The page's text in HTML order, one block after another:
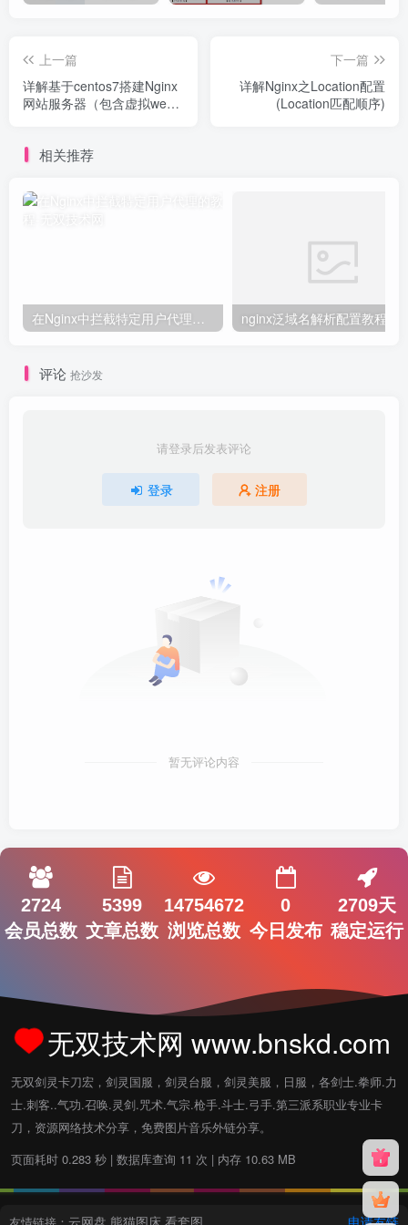
上一篇
详解基于centos7搭建Nginx
网站服务器（包含虚拟web
下一篇
详解Nginx之Location配置
(Location匹配顺序)
相关推荐
在Nginx中拦截特定用户代理的教程 nginx泛域名解析配置教程
评论 抢沙发
请登录后发表评论
登录 注册
暂无评论内容
2724
会员总数
5399
文章总数
14754672
浏览总数
0
今日发布
2709天
稳定运行
无双技术网 www.bnskd.com
无双剑灵卡刀宏，剑灵国服，剑灵台服，剑灵美服，日服，各剑士.拳师.力
士.刺客..气功.召唤.灵剑.咒术.气宗.枪手.斗士.弓手.第三派系职业专业卡
刀，资源网络技术分享，免费图片音乐外链分享。
页面耗时 0.283 秒 | 数据库查询 11 次 | 内存 10.63 MB